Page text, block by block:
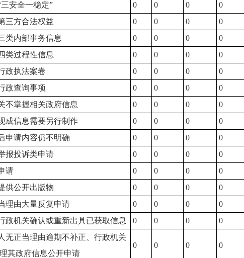
安全一稳定”
0 0 0 0
三方合法权益
0 0 0 0
类内部事务信息
0 0 0 0
类过程性信息
0 0 0 0
政执法案卷
0 0 0 0
政查询事项
0 0 0 0
不掌握相关政府信息 0 0 0 0
成信息需要另行制作
0 0 0 0
申请内容仍不明确
0 0 0 0
报投诉类申请 0 0 0 0
请
0 0 0 0
供公开出版物
0 0 0 0
理由大量反复申请
0 0 0 0
政机关确认或重新出具已获取信息
0 0 0 0
无正当理由逾期不补正、行政机关
其政府信息公开申请
0 0 0 0